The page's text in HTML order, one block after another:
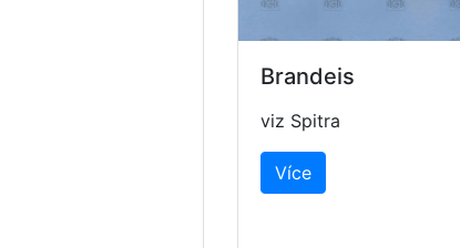
Brandeis
viz Spitra
Více